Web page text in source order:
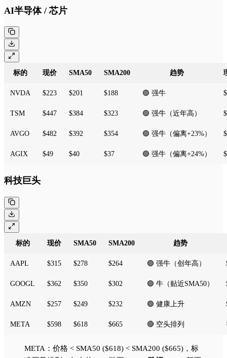
AI半导体 / 芯片
标的 现价 SMA50 SMA200 趋势
NVDA $223 $201 $188 🟢 强牛
TSM $447 $384 $323 🟢 强牛（近年高）
AVGO $482 $392 $354 🟢 强牛（偏离+23%）
AGIX $49 $40 $37 🟢 强牛（偏离+24%）
科技巨头
标的 现价 SMA50 SMA200 趋势
AAPL $315 $278 $264 🟢 强牛（创年高）
GOOGL $362 $350 $302 🟢 牛（贴近SMA50）
AMZN $257 $249 $232 🟢 健康上升
META $598 $618 $665 🔴 空头排列
META：价格 < SMA50 ($618) < SMA200 ($665)，标